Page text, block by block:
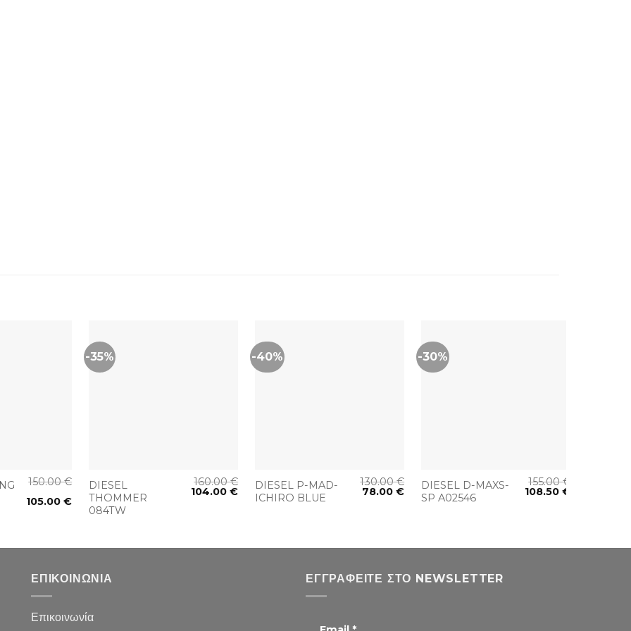
150.00€
105.00€
-35%
DIESEL
THOMMER
084TW
160.00€
104.00€
-40%
DIESEL P-MAD-
ICHIRO BLUE
130.00€
78.00€
-30%
DIESEL D-MAXS-
SP A02546
155.00€
108.50€
ΕΠΙΚΟΙΝΩΝΙΑ
Επικοινωνία
ΕΓΓΡΑΦΕΊΤΕ ΣΤΟ NEWSLETTER